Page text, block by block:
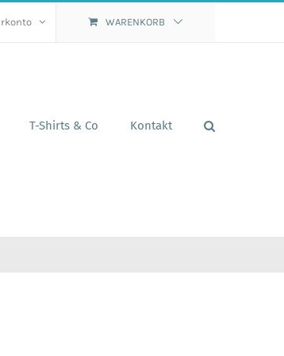
WARENKORB
T-Shirts & Co Kontakt